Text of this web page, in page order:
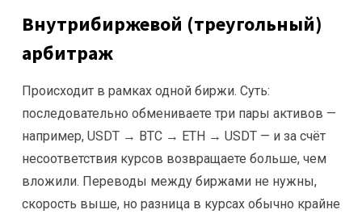
Внутрибиржевой (треугольный)
арбитраж
Происходит в рамках одной биржи. Суть:
последовательно обмениваете три пары активов —
например, USDT → BTC → ETH → USDT — и за счёт
несоответствия курсов возвращаете больше, чем
вложили. Переводы между биржами не нужны,
скорость выше, но разница в курсах обычно крайне